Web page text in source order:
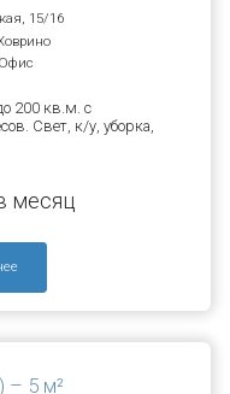
15/16
Офис
200 кв.м. с
Свет, к/у, уборка,
месяц
– 5 м²